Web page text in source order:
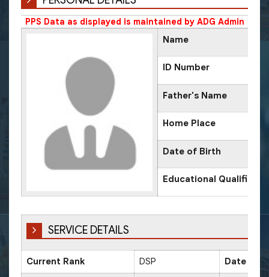
PPS Data as displayed is maintained by ADG Admin
Name
ID Number
Father's Name
Home Place
Date of Birth
Educational
SERVICE DETAILS
Current Rank DSP Date of